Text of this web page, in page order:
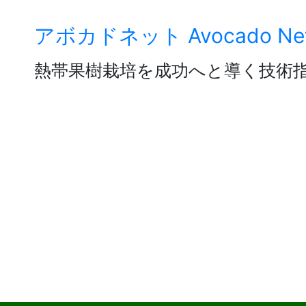
content
アボカドネット Avocado
熱帯果樹栽培を成功へと導く技術